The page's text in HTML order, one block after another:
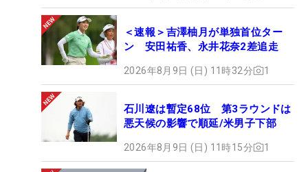
＜速報＞吉澤柚月が単独首位ター
ン 安田祐香、永井花奈2差追走
2026年8月9日 (日) 11時32分 1
石川遼は暫定68位 第3ラウンドは
悪天候の影響で順延/米男子下部
2026年8月9日 (日) 11時15分 1